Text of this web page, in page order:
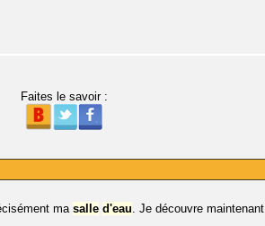
Faites le savoir :
ma salle d'eau. Je découvre maintenant